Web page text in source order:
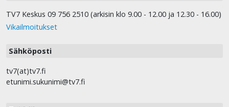
TV7 Keskus 09 756 2510 (arkisin klo 9.00 - 12.00 ja 12.30 - 16.00)
Vikailmoitukset
Sähköposti
tv7(at)tv7.fi
etunimi.sukunimi@tv7.fi